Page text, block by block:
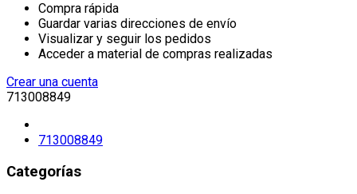
Compra rápida
Guardar varias direcciones de envío
Visualizar y seguir los pedidos
Acceder a material de compras realizadas
Crear una cuenta
713008849
713008849
Categorías